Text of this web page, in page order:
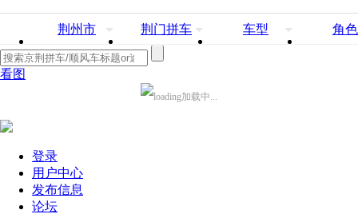
荆州市 荆门拼车 车型 角色
看图
加载中...
登录
用户中心
发布信息
论坛